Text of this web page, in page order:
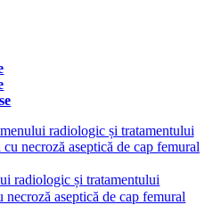
radiologic și tratamentului
aseptică de cap femural